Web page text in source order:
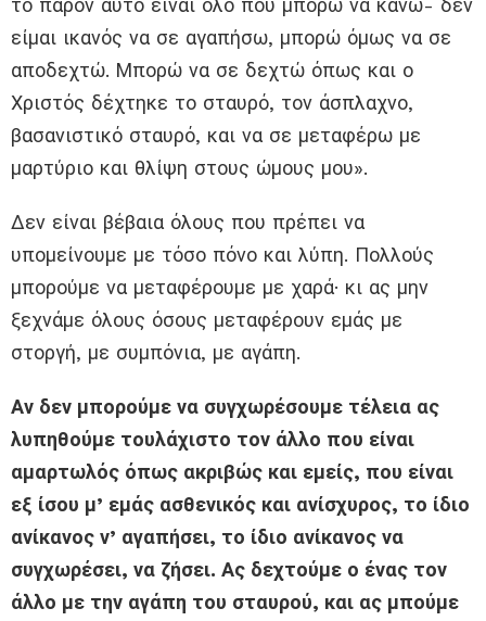
το παρόν αυτό είναι όλο που μπορώ να κάνω- δεν
είμαι ικανός να σε αγαπήσω, μπορώ όμως να σε
αποδεχτώ. Μπορώ να σε δεχτώ όπως και ο
Χριστός δέχτηκε το σταυρό, τον άσπλαχνο,
βασανιστικό σταυρό, και να σε μεταφέρω με
μαρτύριο και θλίψη στους ώμους μου».
Δεν είναι βέβαια όλους που πρέπει να
υπομείνουμε με τόσο πόνο και λύπη. Πολλούς
μπορούμε να μεταφέρουμε με χαρά· κι ας μην
ξεχνάμε όλους όσους μεταφέρουν εμάς με
στοργή, με συμπόνια, με αγάπη.
Αν δεν μπορούμε να συγχωρέσουμε τέλεια ας
λυπηθούμε τουλάχιστο τον άλλο που είναι
αμαρτωλός όπως ακριβώς και εμείς, που είναι
εξ ίσου μ’ εμάς ασθενικός και ανίσχυρος, το ίδιο
ανίκανος ν’ αγαπήσει, το ίδιο ανίκανος να
συγχωρέσει, να ζήσει. Ας δεχτούμε ο ένας τον
άλλο με την αγάπη του σταυρού, και ας μπούμε